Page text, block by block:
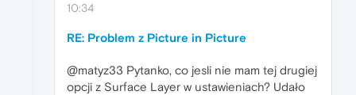
10:34
RE: Problem z Picture in Picture
@matyz33 Pytanko, co jesli nie mam tej drugiej
opcji z Surface Layer w ustawieniach? Udało